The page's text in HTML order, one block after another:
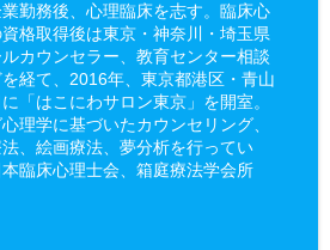
勤務後、心理臨床を志す。臨床心
格取得後は東京・神奈川・埼玉県
カウンセラー、教育センター相談
を経て、2016年、東京都港区・青山
「はこにわサロン東京」を開室。
理学に基づいたカウンセリング、
、絵画療法、夢分析を行ってい
臨床心理士会、箱庭療法学会所